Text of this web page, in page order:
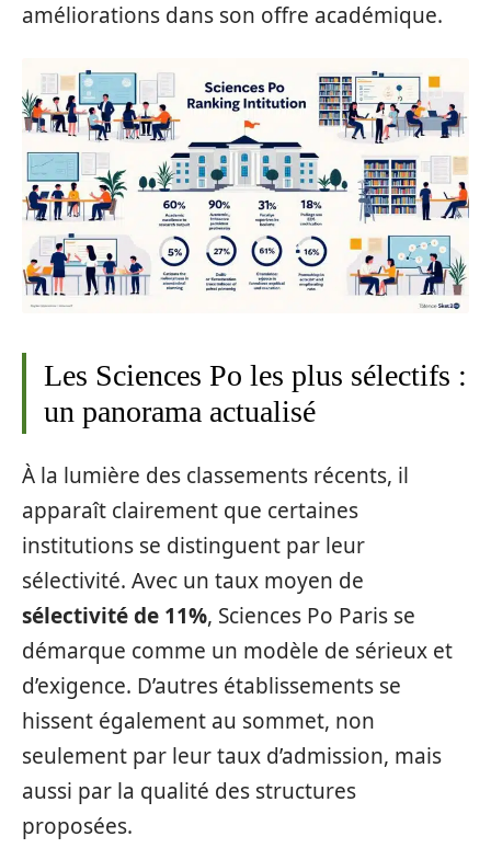
améliorations dans son offre académique.
Les Sciences Po les plus sélectifs :
un panorama actualisé
À la lumière des classements récents, il
apparaît clairement que certaines
institutions se distinguent par leur
sélectivité. Avec un taux moyen de
sélectivité de 11%, Sciences Po Paris se
démarque comme un modèle de sérieux et
d’exigence. D’autres établissements se
hissent également au sommet, non
seulement par leur taux d’admission, mais
aussi par la qualité des structures
proposées.